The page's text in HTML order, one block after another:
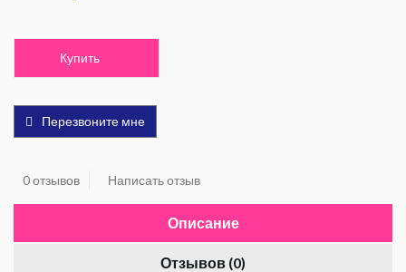
Купить
Перезвоните мне
0 отзывов Написать отзыв
Описание
Отзывов (0)